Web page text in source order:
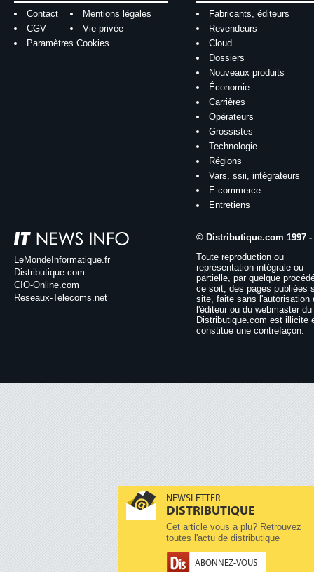
NEWSLETTER
DISTRIBUTIQUE
Cet article vous a plu? Retrouvez
toutes l'actu de distributique
ABONNEZ-VOUS
Contact
Mentions légales
CGV
Vie privée
Paramètres Cookies
Fabricants, éditeurs
Revendeurs
Cloud
Dossiers
Nouveaux produits
Économie
Carrières
Opérateurs
Grossistes
Technologie
Régions
Vars, ssii, intégrateurs
E-commerce
Entretiens
LeMondeInformatique.fr
Distributique.com
CIO-Online.com
Reseaux-Telecoms.net
© Distributique.com 1997 -
Toute reproduction ou
représentation intégrale ou
partielle, par quelque
ce soit, des pages publiées
site, faite sans l'autorisation
l'éditeur ou du webmaster
Distributique.com est illicite
constitue une contrefaçon.